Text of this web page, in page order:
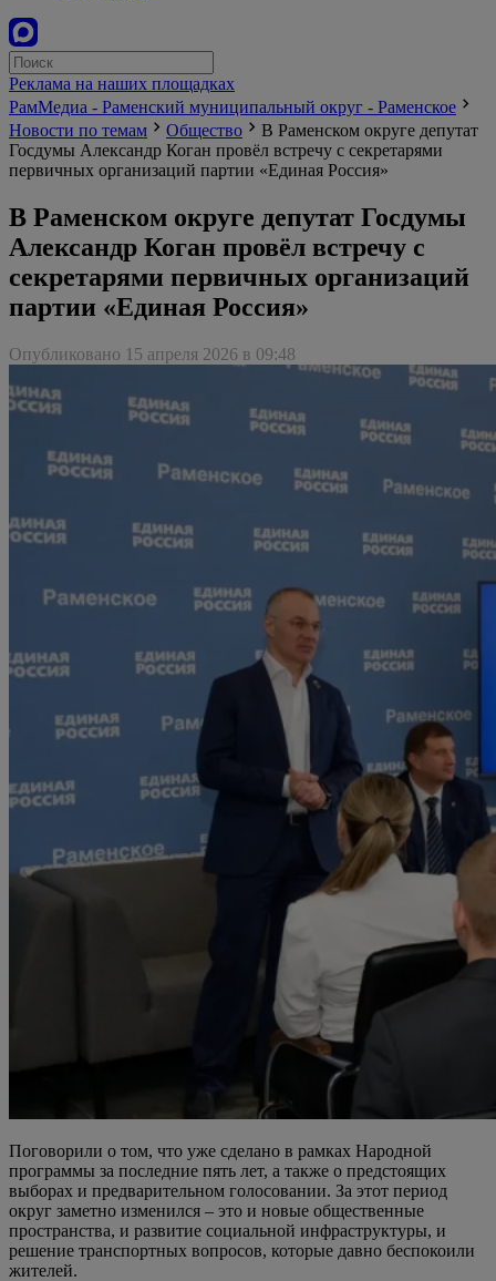
Реклама на наших площадках
РамМедиа - Раменский муниципальный округ - Раменское
Новости по темам
Общество
В Раменском округе депутат
Госдумы Александр Коган провёл встречу с секретарями
первичных организаций партии «Единая Россия»
В Раменском округе депутат Госдумы
Александр Коган провёл встречу с
секретарями первичных организаций
партии «Единая Россия»
Опубликовано 15 апреля 2026 в 09:48
Поговорили о том, что уже сделано в рамках Народной
программы за последние пять лет, а также о предстоящих
выборах и предварительном голосовании. За этот период
округ заметно изменился – это и новые общественные
пространства, и развитие социальной инфраструктуры, и
решение транспортных вопросов, которые давно беспокоили
жителей.